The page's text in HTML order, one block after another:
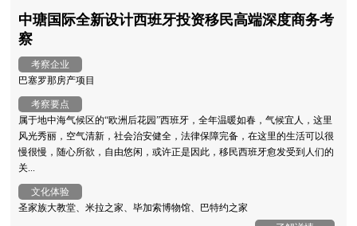
中瑭国际全新设计西班牙投资移民高端深度商务考
察
考察企业
巴塞罗那房产项目
考察要点
属于地中海气候区的“欧洲后花园”西班牙，全年温暖如春，气候宜人，这里
风光秀丽，空气清新，社会治安健全，法律保障完备，在这里的生活可以很
慢很慢，随心所欲，自由悠闲，或许正是因此，移民西班牙愈发受到人们的
关...
文化体验
圣家族大教堂、米拉之家、毕加索博物馆、巴特约之家